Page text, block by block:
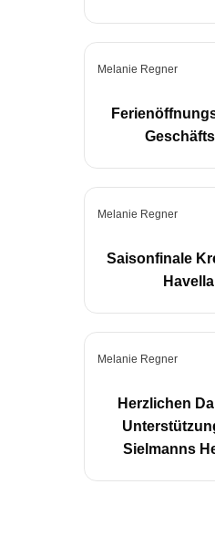
Melanie Regner
Melanie Regner
Saisonfinale
Melanie Regner
Herzlichen
Sielmanns